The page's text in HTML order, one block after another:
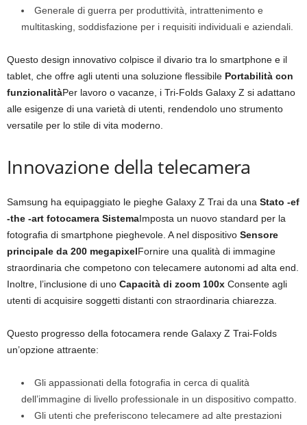
Generale di guerra per produttività, intrattenimento e
multitasking, soddisfazione per i requisiti individuali e aziendali.
Questo design innovativo colpisce il divario tra lo smartphone e il
tablet, che offre agli utenti una soluzione flessibile Portabilità con
funzionalitàPer lavoro o vacanze, i Tri-Folds Galaxy Z si adattano
alle esigenze di una varietà di utenti, rendendolo uno strumento
versatile per lo stile di vita moderno.
Innovazione della telecamera
Samsung ha equipaggiato le pieghe Galaxy Z Trai da una Stato -ef
-the -art fotocamera SistemaImposta un nuovo standard per la
fotografia di smartphone pieghevole. A nel dispositivo Sensore
principale da 200 megapixelFornire una qualità di immagine
straordinaria che competono con telecamere autonomi ad alta end.
Inoltre, l’inclusione di uno Capacità di zoom 100x Consente agli
utenti di acquisire soggetti distanti con straordinaria chiarezza.
Questo progresso della fotocamera rende Galaxy Z Trai-Folds
un’opzione attraente:
Gli appassionati della fotografia in cerca di qualità
dell’immagine di livello professionale in un dispositivo compatto.
Gli utenti che preferiscono telecamere ad alte prestazioni